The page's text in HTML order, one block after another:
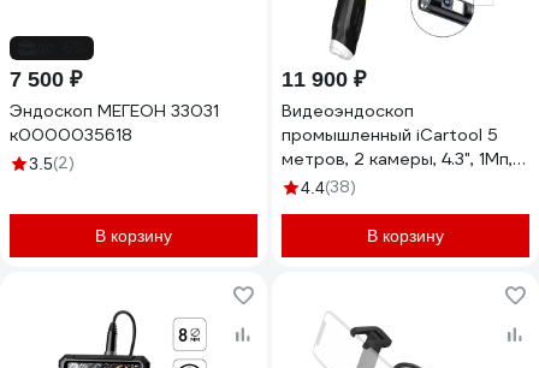
7 500 ₽
Эндоскоп МЕГЕОН 33031
к0000035618
3.5(2)
В корзину
11 900 ₽
Видеоэндоскоп
промышленный iCartool 5
метров, 2 камеры, 4.3", 1Мп,
1280х720, 8 мм сменный
4.4(38)
В корзину